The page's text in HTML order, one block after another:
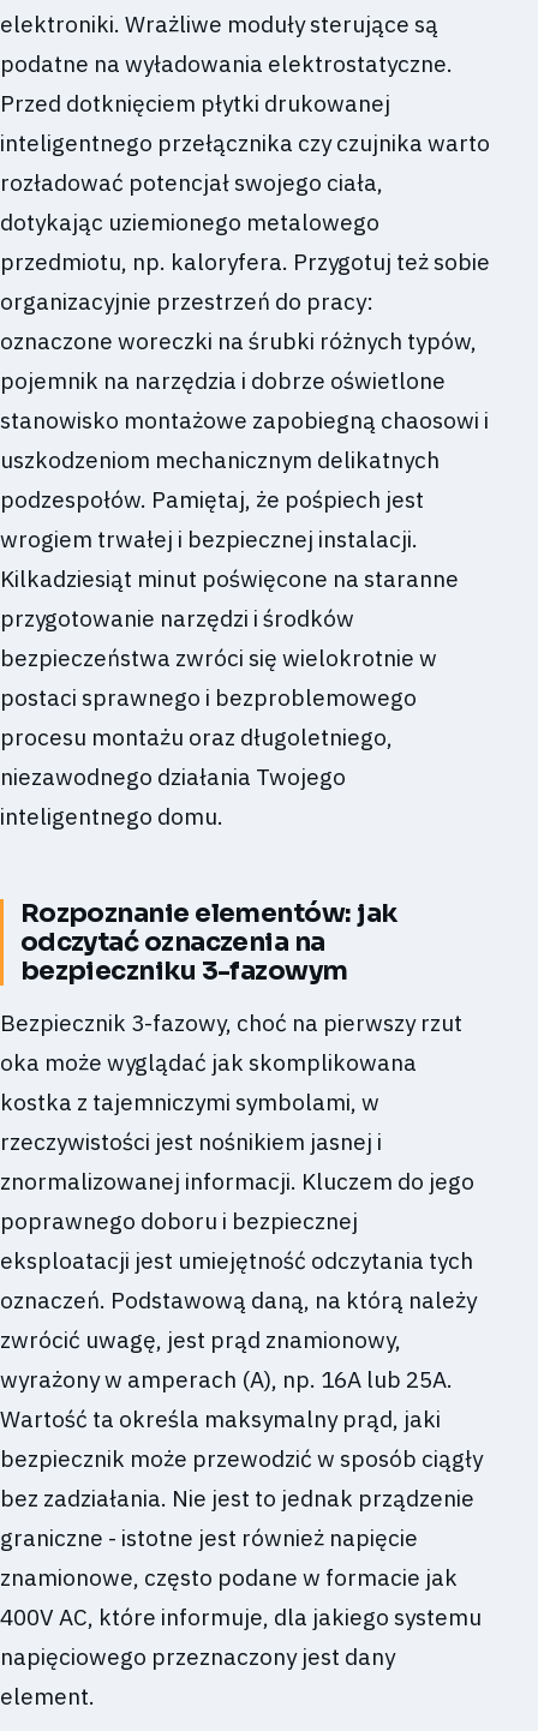
elektroniki. Wrażliwe moduły sterujące są
podatne na wyładowania elektrostatyczne.
Przed dotknięciem płytki drukowanej
inteligentnego przełącznika czy czujnika warto
rozładować potencjał swojego ciała,
dotykając uziemionego metalowego
przedmiotu, np. kaloryfera. Przygotuj też sobie
organizacyjnie przestrzeń do pracy:
oznaczone woreczki na śrubki różnych typów,
pojemnik na narzędzia i dobrze oświetlone
stanowisko montażowe zapobiegną chaosowi i
uszkodzeniom mechanicznym delikatnych
podzespołów. Pamiętaj, że pośpiech jest
wrogiem trwałej i bezpiecznej instalacji.
Kilkadziesiąt minut poświęcone na staranne
przygotowanie narzędzi i środków
bezpieczeństwa zwróci się wielokrotnie w
postaci sprawnego i bezproblemowego
procesu montażu oraz długoletniego,
niezawodnego działania Twojego
inteligentnego domu.
Rozpoznanie elementów: jak
odczytać oznaczenia na
bezpieczniku 3-fazowym
Bezpiecznik 3-fazowy, choć na pierwszy rzut
oka może wyglądać jak skomplikowana
kostka z tajemniczymi symbolami, w
rzeczywistości jest nośnikiem jasnej i
znormalizowanej informacji. Kluczem do jego
poprawnego doboru i bezpiecznej
eksploatacji jest umiejętność odczytania tych
oznaczeń. Podstawową daną, na którą należy
zwrócić uwagę, jest prąd znamionowy,
wyrażony w amperach (A), np. 16A lub 25A.
Wartość ta określa maksymalny prąd, jaki
bezpiecznik może przewodzić w sposób ciągły
bez zadziałania. Nie jest to jednak prządzenie
graniczne - istotne jest również napięcie
znamionowe, często podane w formacie jak
400V AC, które informuje, dla jakiego systemu
napięciowego przeznaczony jest dany
element.